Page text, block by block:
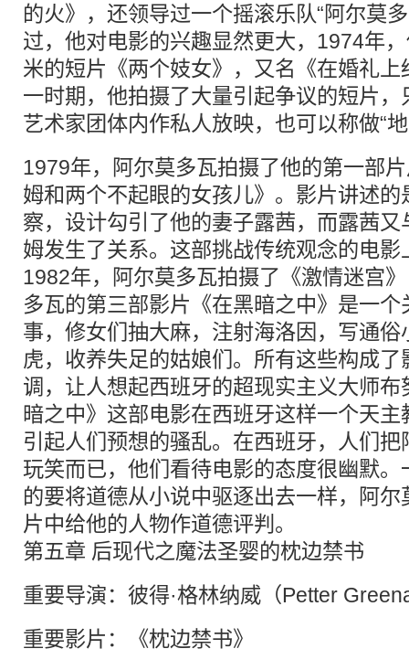
的火》，还领导过一个摇滚乐队“阿尔莫
过，他对电影的兴趣显然更大，1974年
米的短片《两个妓女》，又名《在婚礼
一时期，他拍摄了大量引起争议的短片
艺术家团体内作私人放映，也可以称做“
1979年，阿尔莫多瓦拍摄了他的第一部
姆和两个不起眼的女孩儿》。影片讲述
察，设计勾引了他的妻子露茜，而露茜
姆发生了关系。这部挑战传统观念的电
1982年，阿尔莫多瓦拍摄了《激情迷宫
多瓦的第三部影片《在黑暗之中》是一
事，修女们抽大麻，注射海洛因，写通
虎，收养失足的姑娘们。所有这些构成
调，让人想起西班牙的超现实主义大师
暗之中》这部电影在西班牙这样一个天
引起人们预想的骚乱。在西班牙，人们
玩笑而已，他们看待电影的态度很幽默。
的要将道德从小说中驱逐出去一样，阿
片中给他的人物作道德评判。
第五章 后现代之魔法圣婴的枕边禁书
重要导演：彼得·格林纳威（Petter
重要影片：《枕边禁书》